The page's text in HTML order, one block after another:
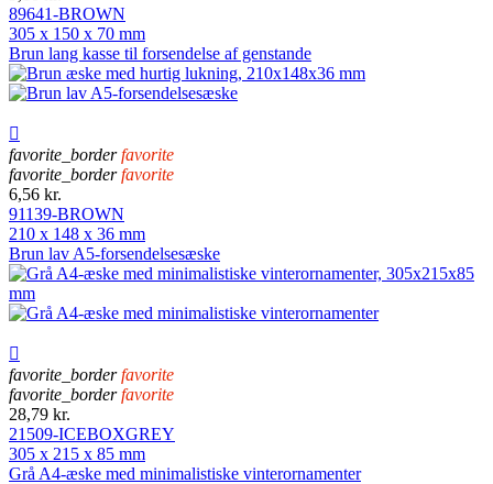
89641-BROWN
305 x 150 x 70 mm
Brun lang kasse til forsendelse af genstande

favorite_border favorite
favorite_border favorite
6,56 kr.
91139-BROWN
210 x 148 x 36 mm
Brun lav A5-forsendelsesæske

favorite_border favorite
favorite_border favorite
28,79 kr.
21509-ICEBOXGREY
305 x 215 x 85 mm
Grå A4-æske med minimalistiske vinterornamenter